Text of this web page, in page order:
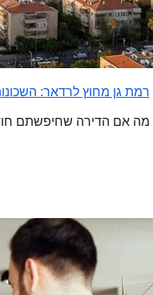
רמת גן מחוץ לרדאר:
מה אם הדירה שחיפשתם